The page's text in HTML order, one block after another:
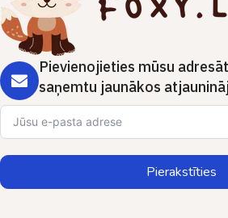
Pievienojieties mūsu
saņemtu jaunākos
Pierakstīties